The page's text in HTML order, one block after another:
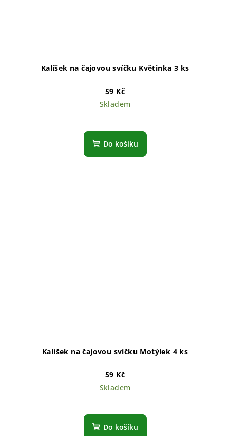
Kalíšek na čajovou svíčku Květinka 3 ks
59 Kč
Skladem
Do košíku
Kalíšek na čajovou svíčku Motýlek 4 ks
59 Kč
Skladem
Do košíku